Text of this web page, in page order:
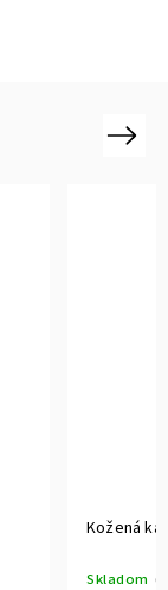
Kožená
Skladom
Next